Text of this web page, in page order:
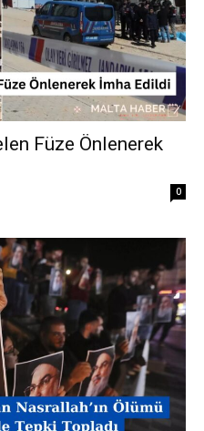
Füze Önlenerek
0